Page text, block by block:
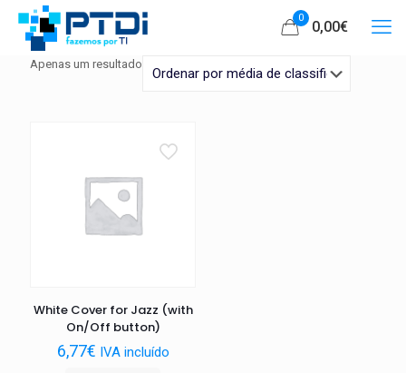
0
0,00€
Apenas um resultado
White Cover for Jazz (with
On/Off button)
6,77€ IVA incluído